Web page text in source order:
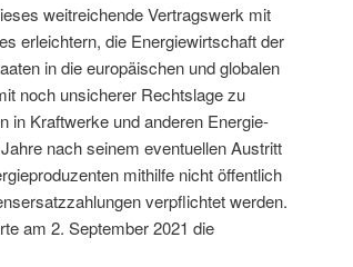
weitreichende Vertragswerk mit
erleichtern, die Energiewirtschaft der
in die europäischen und globalen
noch unsicherer Rechtslage zu
in Kraftwerke und anderen Energie-
nach seinem eventuellen Austritt
mithilfe nicht öffentlich
verpflichtet werden.
am 2. September 2021 die